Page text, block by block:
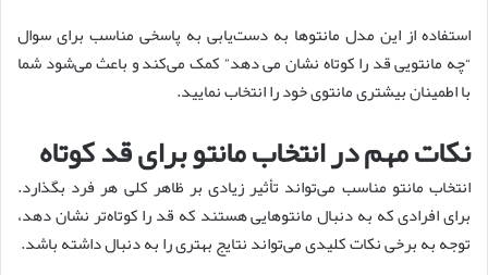
استفاده از این مدل مانتوها به دست‌یابی به پاسخی مناسب برای سوال
“چه مانتویی قد را کوتاه نشان می دهد” کمک می‌کند و باعث می‌شود شما
با اطمینان بیشتری مانتوی خود را انتخاب نمایید.
نکات مهم در انتخاب مانتو برای قد کوتاه
انتخاب مانتو مناسب می‌تواند تأثیر زیادی بر ظاهر کلی هر فرد بگذارد.
برای افرادی که به دنبال مانتوهایی هستند که قد را کوتاه‌تر نشان دهد،
توجه به برخی نکات کلیدی می‌تواند نتایج بهتری را به دنبال داشته باشد.